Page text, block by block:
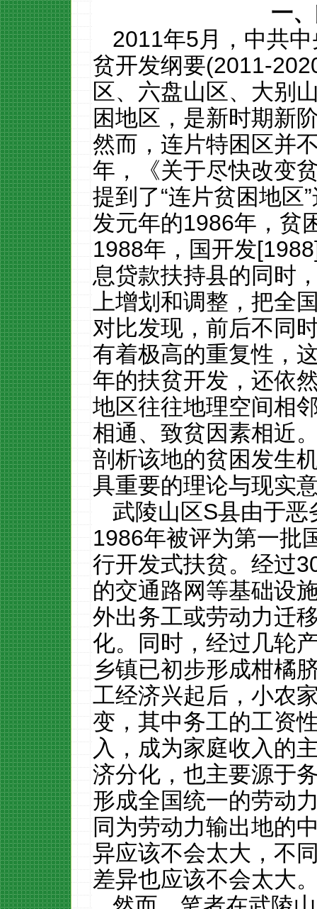
一
2011年5月，中共
贫开发纲要(2011-
区、六盘山区、大别
困地区，是新时期新
然而，连片特困区并
年，《关于尽快改变
提到了“连片贫困地区”
发元年的1986年，贫
1988年，国开发
息贷款扶持县的同时
上增划和调整，把全
对比发现，前后不同
有着极高的重复性，
年的扶贫开发，还依
地区往往地理空间相
相通、致贫因素相近
剖析该地的贫困发生
具重要的理论与现实
武陵山区S县由于恶
1986年被评为第一批
行开发式扶贫。经过
的交通路网等基础设
外出务工或劳动力迁
化。同时，经过几轮
乡镇已初步形成柑橘
工经济兴起后，小农
变，其中务工的工资
入，成为家庭收入的
济分化，也主要源于
形成全国统一的劳动
同为劳动力输出地的
异应该不会太大，不
差异也应该不会太大